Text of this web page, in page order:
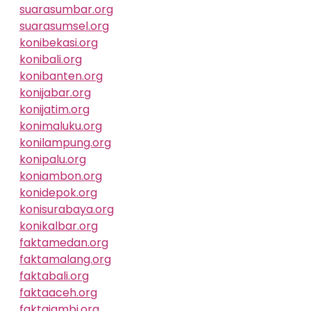
suarasumbar.org
suarasumsel.org
konibekasi.org
konibali.org
konibanten.org
konijabar.org
konijatim.org
konimaluku.org
konilampung.org
konipalu.org
koniambon.org
konidepok.org
konisurabaya.org
konikalbar.org
faktamedan.org
faktamalang.org
faktabali.org
faktaaceh.org